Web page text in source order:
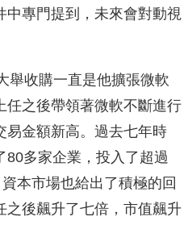
中專門提到，未來會對動視
舉收購一直是他擴張微軟
任之後帶領著微軟不斷進行
易金額新高。過去七年時
80多家企業，投入了超過
本市場也給出了積極的回
之後飆升了七倍，市值飆升